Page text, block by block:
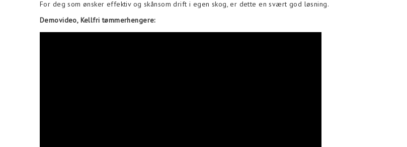
For deg som ønsker effektiv og skånsom drift i egen skog, er dette en svært god løsning.
Demovideo, Kellfri tømmerhengere: